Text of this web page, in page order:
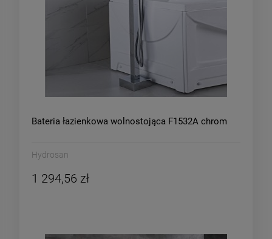
Bateria łazienkowa wolnostojąca F1532A chrom
Hydrosan
1 294,56 zł